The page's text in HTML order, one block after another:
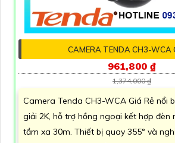
CAMERA TENDA CH3-WCA
961,800 ₫
1,374,000 ₫
Camera Tenda CH3-WCA Giá Rẻ nổi
giải 2K, hỗ trợ hồng ngoại kết hợp đèn
tầm xa 30m. Thiết bị quay 355° và